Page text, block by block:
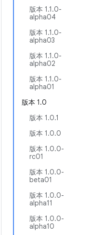
版本 1.1.0-
alpha04
版本 1.1.0-
alpha03
版本 1.1.0-
alpha02
版本 1.1.0-
alpha01
版本 1.0
版本 1.0.1
版本 1.0.0
版本 1.0.0-
rc01
版本 1.0.0-
beta01
版本 1.0.0-
alpha11
版本 1.0.0-
alpha10